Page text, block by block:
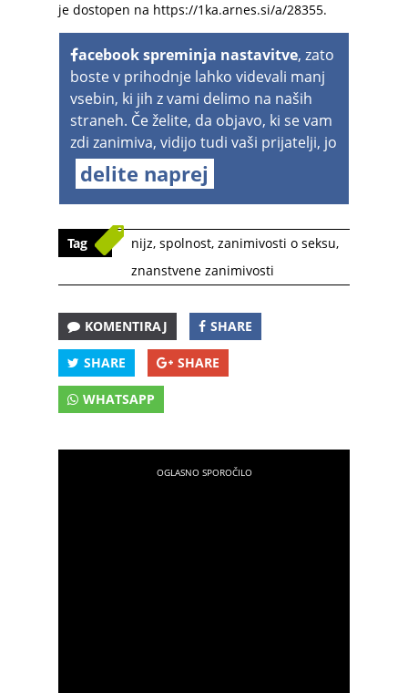
je dostopen na https://1ka.arnes.si/a/28355.
acebook spreminja nastavitve, zato
boste v prihodnje lahko videvali manj
vsebin, ki jih z vami delimo na naših
straneh. Če želite, da objavo, ki se vam
zdi zanimiva, vidijo tudi vaši prijatelji, jo
delite naprej
Tag nijz, spolnost, zanimivosti o seksu,
znanstvene zanimivosti
KOMENTIRAJ SHARE
SHARE SHARE
WHATSAPP